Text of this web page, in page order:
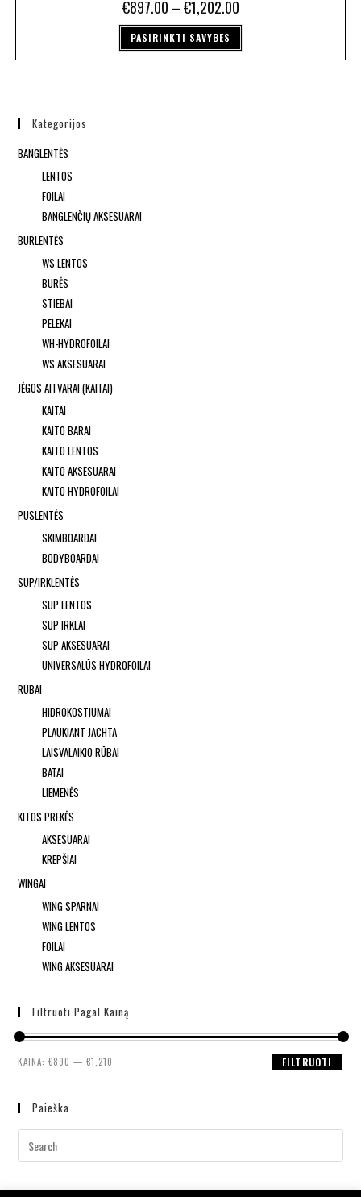
€897.00 –€1,202.00
PASIRINKTI SAVYBES
Kategorijos
BANGLENTĖS
LENTOS
FOILAI
BANGLENČIŲ AKSESUARAI
BURLENTĖS
WS LENTOS
BURĖS
STIEBAI
PELEKAI
WH-HYDROFOILAI
WS AKSESUARAI
JĖGOS AITVARAI (KAITAI)
KAITAI
KAITO BARAI
KAITO LENTOS
KAITO AKSESUARAI
KAITO HYDROFOILAI
PUSLENTĖS
SKIMBOARDAI
BODYBOARDAI
SUP/IRKLENTĖS
SUP LENTOS
SUP IRKLAI
SUP AKSESUARAI
UNIVERSALŪS HYDROFOILAI
RŪBAI
HIDROKOSTIUMAI
PLAUKIANT JACHTA
LAISVALAIKIO RŪBAI
BATAI
LIEMENĖS
KITOS PREKĖS
AKSESUARAI
KREPŠIAI
WINGAI
WING SPARNAI
WING LENTOS
FOILAI
WING AKSESUARAI
Filtruoti Pagal Kainą
FILTRUOTI
KAINA:€890 —€1,210
Paieška